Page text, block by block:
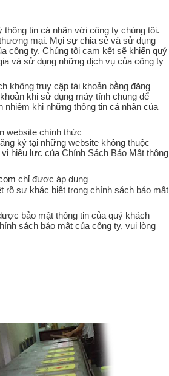
tin cá nhân với công ty chúng tôi.
mại. Mọi sự chia sẻ và sử dụng
công ty. Chúng tôi cam kết sẽ khiến quý
và sử dụng những dịch vụ của công ty
không truy cập tài khoản bằng đăng
khi sử dụng máy tính chung để
nhiệm khi những thông tin cá nhân của
website chính thức
ký tại những website không thuộc
hiệu lực của Chính Sách Bảo Mật thông
chỉ được áp dụng
rõ sự khác biệt trong chính sách bảo mật
bảo mật thông tin của quý khách
sách bảo mật của công ty, vui lòng